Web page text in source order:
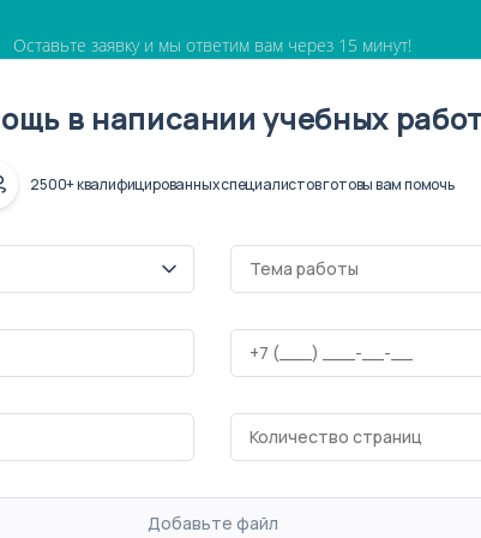
Оставьте заявку и мы ответим вам через 15 минут!
в написании учебных
2500+ квалифицированных специалистов готовы вам помочь
Добавьте файл